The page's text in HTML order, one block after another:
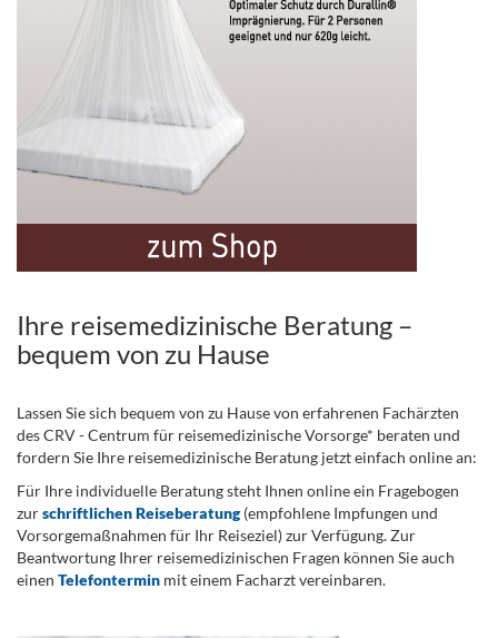
Ihre reisemedizinische Beratung –
bequem von zu Hause
Lassen Sie sich bequem von zu Hause von erfahrenen Fachärzten
des CRV - Centrum für reisemedizinische Vorsorge* beraten und
fordern Sie Ihre reisemedizinische Beratung jetzt einfach online an:
Für Ihre individuelle Beratung steht Ihnen online ein Fragebogen
zurschriftlichen Reiseberatung(empfohlene Impfungen und
Vorsorgemaßnahmen für Ihr Reiseziel) zur Verfügung. Zur
Beantwortung Ihrer reisemedizinischen Fragen können Sie auch
einen Telefontermin mit einem Facharzt vereinbaren.